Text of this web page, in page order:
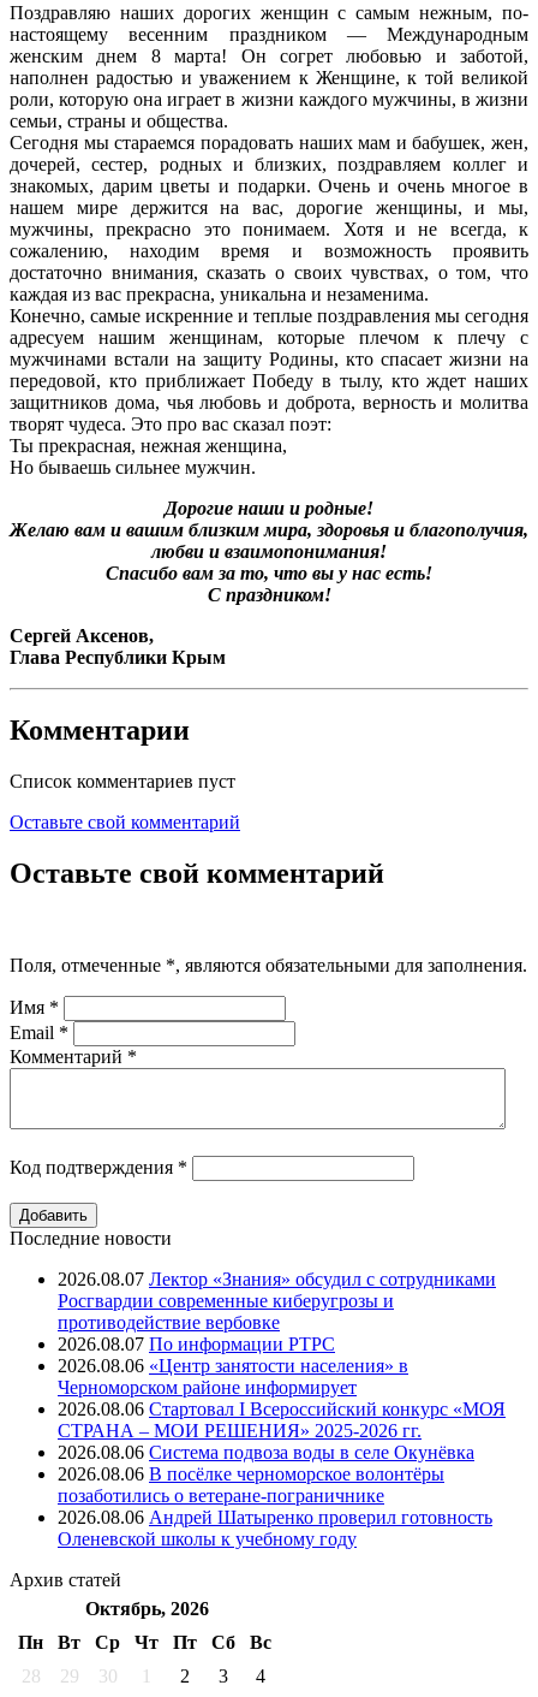
Поздравляю наших дорогих женщин с самым нежным, по-
настоящему весенним праздником — Международным
женским днем 8 марта! Он согрет любовью и заботой,
наполнен радостью и уважением к Женщине, к той великой
роли, которую она играет в жизни каждого мужчины, в жизни
семьи, страны и общества.
Сегодня мы стараемся порадовать наших мам и бабушек, жен,
дочерей, сестер, родных и близких, поздравляем коллег и
знакомых, дарим цветы и подарки. Очень и очень многое в
нашем мире держится на вас, дорогие женщины, и мы,
мужчины, прекрасно это понимаем. Хотя и не всегда, к
сожалению, находим время и возможность проявить
достаточно внимания, сказать о своих чувствах, о том, что
каждая из вас прекрасна, уникальна и незаменима.
Конечно, самые искренние и теплые поздравления мы сегодня
адресуем нашим женщинам, которые плечом к плечу с
мужчинами встали на защиту Родины, кто спасает жизни на
передовой, кто приближает Победу в тылу, кто ждет наших
защитников дома, чья любовь и доброта, верность и молитва
творят чудеса. Это про вас сказал поэт:
Ты прекрасная, нежная женщина,
Но бываешь сильнее мужчин.
Дорогие наши и родные!
Желаю вам и вашим близким мира, здоровья и благополучия,
любви и взаимопонимания!
Спасибо вам за то, что вы у нас есть!
С праздником!
Сергей Аксенов,
Глава Республики Крым
Комментарии
Список комментариев пуст
Оставьте свой комментарий
Оставьте свой комментарий
Поля, отмеченные *, являются обязательными для заполнения.
Имя *
Email *
Комментарий *
Код подтверждения *
Последние новости
2026.08.07 Лектор «Знания» обсудил с сотрудниками
Росгвардии современные киберугрозы и
противодействие вербовке
2026.08.07 ⁠По информации РТРС
2026.08.06 «Центр занятости населения» в
Черноморском районе информирует
2026.08.06 Стартовал I Всероссийский конкурс «МОЯ
СТРАНА – МОИ РЕШЕНИЯ» 2025-2026 гг.
2026.08.06 Система подвоза воды в селе Окунёвка
2026.08.06 В посёлке черноморское волонтёры
позаботились о ветеране-пограничнике
2026.08.06 Андрей Шатыренко проверил готовность
Оленевской школы к учебному году
Архив статей
Октябрь, 2026
Пн
Вт Ср Чт Пт Cб
Вс
28
29 30 1 2 3
4